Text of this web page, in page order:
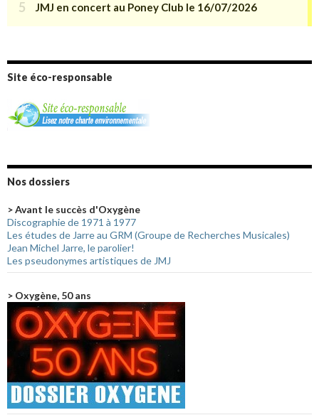
Site éco-responsable
Nos dossiers
> Avant le succès d'Oxygène
Discographie de 1971 à 1977
Les études de Jarre au GRM (Groupe de Recherches Musicales)
Jean Michel Jarre, le parolier!
Les pseudonymes artistiques de JMJ
> Oxygène, 50 ans